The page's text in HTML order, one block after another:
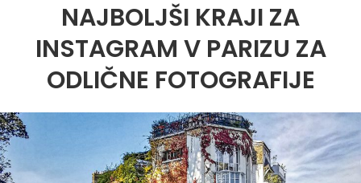
NAJBOLJŠI KRAJI ZA
INSTAGRAM V PARIZU ZA
ODLIČNE FOTOGRAFIJE